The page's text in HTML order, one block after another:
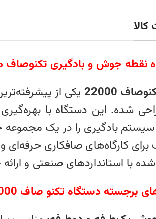
جوش و بادگیری تکنوصاف مدل
22000
یکی از
شده. این دستگاه با
بادگیری را در یک مجموعه
کارگاه‌های صافکاری حرفه‌ای
با استانداردهای صنعتی و
برجسته دستگاه تکنو صاف 22000